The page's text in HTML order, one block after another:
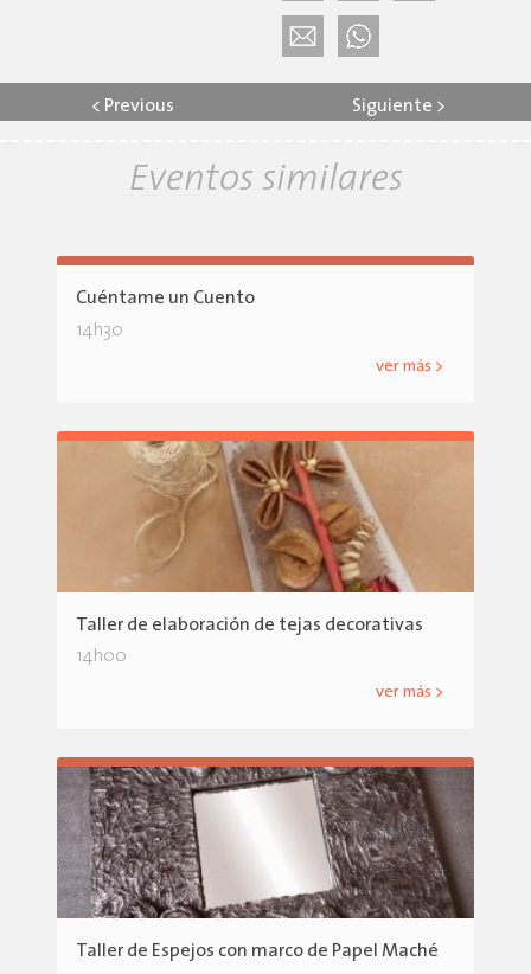
< Previous Siguiente >
Eventos similares
Cuéntame un Cuento
14h30
ver más >
Taller de elaboración de tejas decorativas
14h00
ver más >
Taller de Espejos con marco de Papel Maché